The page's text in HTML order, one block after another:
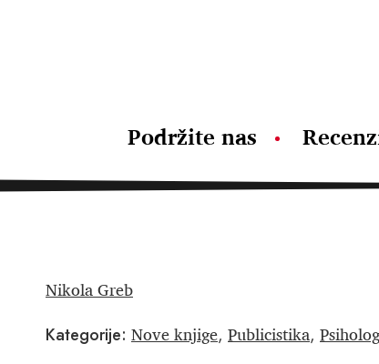
Podržite nas
Nikola Greb
Kategorije: Nove knjige, Publicistika,